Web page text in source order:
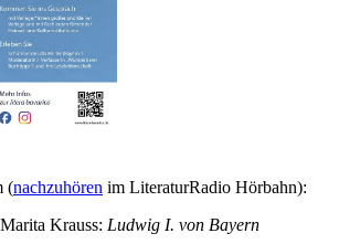
(nachzuhören im LiteraturRadio Hörbahn):
Krauss: Ludwig I. von Bayern